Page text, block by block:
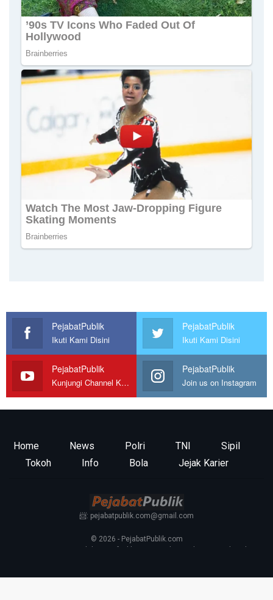
PejabatPublik
Ikuti Kami Disini
PejabatPublik
Ikuti Kami Disini
PejabatPublik
Kunjungi Channel Kami
PejabatPublik
Join us on Instagram
Home News Polri TNI
Sipil
Tokoh
Info Bola Jejak Karier
📨: pejabatpublik.com@gmail.com
© 2026 - PejabatPublik.com
Redaksi Info Iklan Kontak Pedoman Media Siber